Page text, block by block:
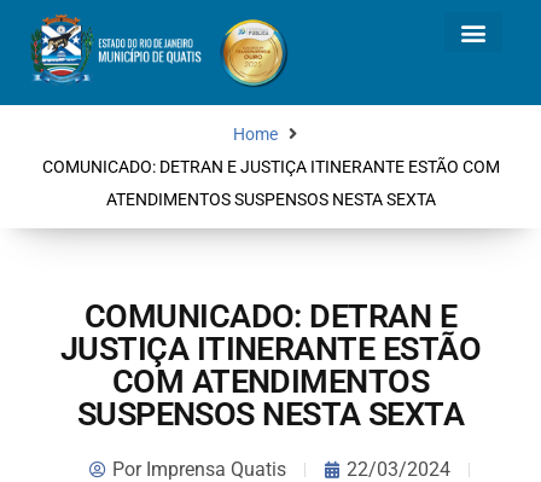
Home
COMUNICADO: DETRAN E JUSTIÇA ITINERANTE ESTÃO COM
ATENDIMENTOS SUSPENSOS NESTA SEXTA
COMUNICADO: DETRAN E
JUSTIÇA ITINERANTE ESTÃO
COM ATENDIMENTOS
SUSPENSOS NESTA SEXTA
PorImprensa Quatis
22/03/2024